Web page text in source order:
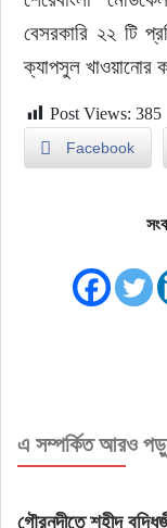
বেসরকারি ২২ টি
ক্যাপসুল খাওয়ানোর
Post Views: 385
Facebook
এ সম্পর্কিত আরও
গৌরনদীতে শহীদ